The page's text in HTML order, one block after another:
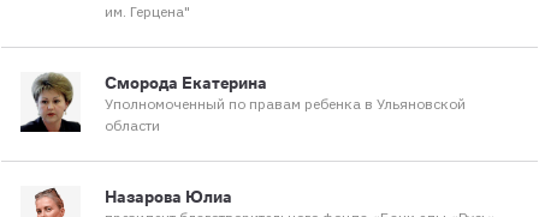
им. Герцена"
Сморода Екатерина
Уполномоченный по правам ребенка в Ульяновской
области
Назарова Юлиа